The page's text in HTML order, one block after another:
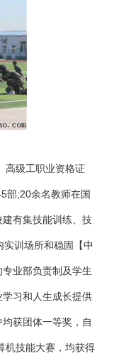
高级工职业资格证
部;20余名教师在国
有集技能训练、技
训场所和稳固【中
业部负责制及学生
习和人生成长提供
获团体一等奖，自
机技能大赛，均获得